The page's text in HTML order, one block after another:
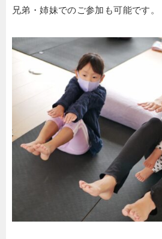
兄弟・姉妹でのご参加も可能です。